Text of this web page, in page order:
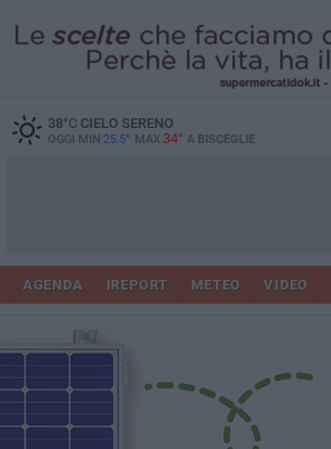
38°CCIELO SERENO
OGGI MIN 25.5° MAX 34° A BISCEGLIE
AGENDA IREPORT METEO VIDEO